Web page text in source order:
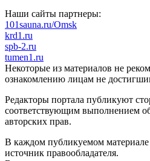
Наши сайты партнеры:
101sauna.ru/Omsk
krd1.ru
spb-2.ru
tumen1.ru
Некоторые из материалов не
ознакомлению лицам не
Редакторы портала публикуют
соответствующим выполнением
авторских прав.
В каждом публикуемом материале
источник правообладателя.